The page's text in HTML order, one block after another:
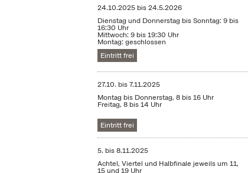
24.10.2025 bis24.5.2026
Dienstag und Donnerstag bis Sonntag: 9 bis
16:30 Uhr
Mittwoch: 9 bis 19:30 Uhr
Montag: geschlossen
Eintritt frei
27.10. bis7.11.2025
Montag bis Donnerstag, 8 bis 16 Uhr
Freitag, 8 bis 14 Uhr
Eintritt frei
5. bis8.11.2025
Achtel, Viertel und Halbfinale jeweils um 11,
15 und 19 Uhr